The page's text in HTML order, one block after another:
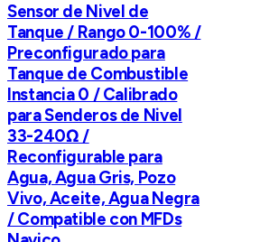
Sensor de Nivel de
Tanque / Rango 0-100% /
Preconfigurado para
Tanque de Combustible
Instancia 0 / Calibrado
para Senderos de Nivel
33-240Ω /
Reconfigurable para
Agua, Agua Gris, Pozo
Vivo, Aceite, Agua Negra
/ Compatible con MFDs